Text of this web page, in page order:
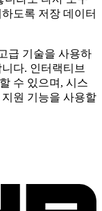
도록 저장 데이터
급 기술을 사용하
다. 인터랙티브
수 있으며, 시스
원 기능을 사용할